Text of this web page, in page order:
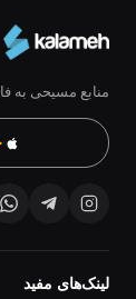
منابع مسیحی به
لینک‌های مفید